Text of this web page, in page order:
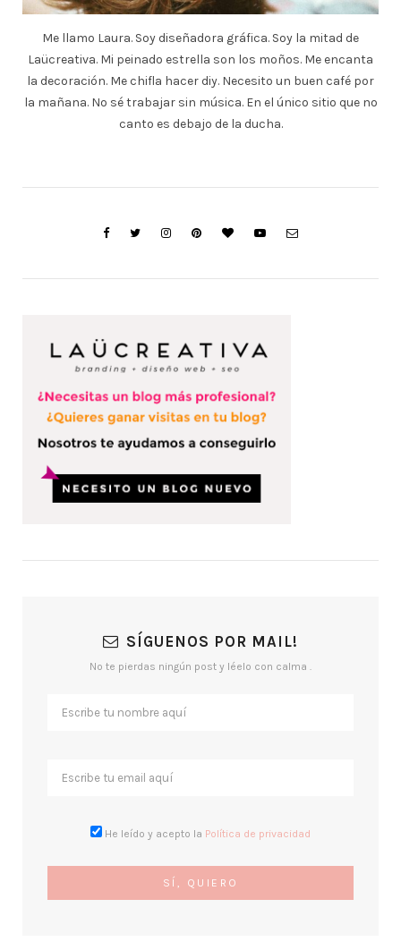
Me llamo Laura. Soy diseñadora gráfica. Soy la mitad de
Laücreativa. Mi peinado estrella son los moños. Me encanta
la decoración. Me chifla hacer diy. Necesito un buen café por
la mañana. No sé trabajar sin música. En el único sitio que no
canto es debajo de la ducha.
SÍGUENOS POR MAIL!
No te pierdas ningún post y léelo con calma .
He leído y acepto la Política de privacidad